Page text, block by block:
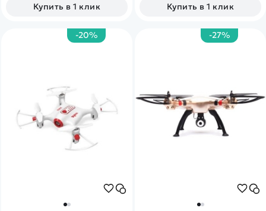
Купить в 1 клик
Купить в 1 клик
-20% -27%